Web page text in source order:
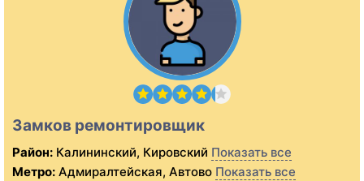
Замков ремонтировщик
Район: Калининский, Кировский Показать все
Метро: Адмиралтейская, Автово Показать все